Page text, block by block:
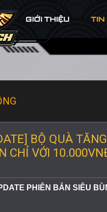
GIỚI THIỆU TIN
BỘ QUÀ
CHỈ VỚI
PHIÊN BẢN SIÊU